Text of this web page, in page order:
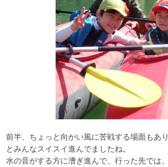
前半、ちょっと向かい風に苦戦する場面もあ
とみんなスイスイ進んでましたね。
水の音がする方に漕ぎ進んで、行った先では